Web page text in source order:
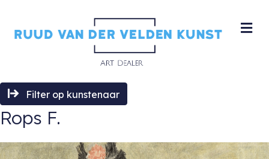
Filter op kunstenaar
Rops F.